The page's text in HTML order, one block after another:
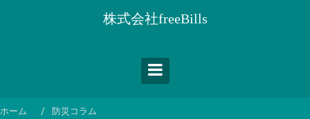
ス
株式会社freeBills
ホーム 防災コラム